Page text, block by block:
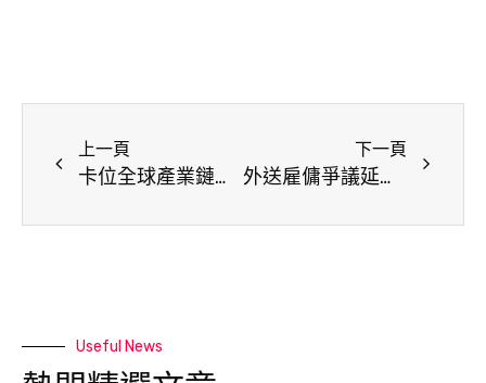
上一頁
卡位全球產業鏈！外貿協會董事長赴亞美尼亞參加世界資訊科技大會
下一頁
外送雇傭爭議延燒 屏東縣政府：將積極展開勞檢
Useful News